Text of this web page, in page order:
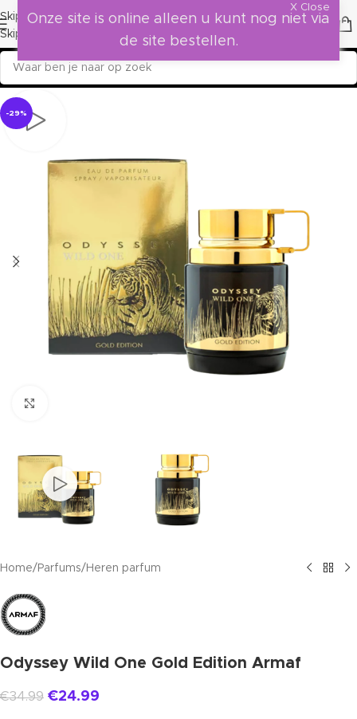
Skip to navigation
Skip to main content
-29%
Home/ Parfums/ Heren parfum
Odyssey Wild One Gold Edition Armaf
€34.99 €24.99
X Close
Onze site is online alleen u kunt nog niet via
de site bestellen.